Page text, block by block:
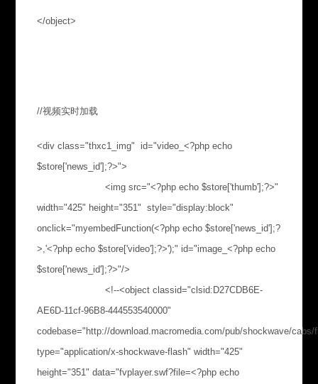
</object>
//视频实时加载
<div class="thxc1_img" id="video_<?php echo
$store['news_id'];?>">
<img src="<?php echo $store['thumb'];?>"
width="425" height="351" style="display:block"
onclick="myembedFunction(<?php echo $store['news_id'];?
>,'<?php echo $store['video'];?>');" id="image_<?php echo
$store['news_id'];?>"/>
<!--<object classid="clsid:D27CDB6E-
AE6D-11cf-96B8-444553540000"
codebase="http://download.macromedia.com/pub/shockwave/
type="application/x-shockwave-flash" width="425"
height="351" data="fvplayer.swf?file=<?php echo